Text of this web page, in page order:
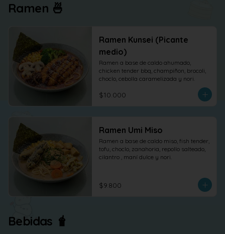
Ramen 🍜
Ramen Kunsei (Picante
medio)
Ramen a base de caldo ahumado,
chicken tender bbq, champiñon, brocoli,
choclo, cebolla caramelizada y nori.
$10.000
Ramen Umi Miso
Ramen a base de caldo miso, fish tender,
tofu, choclo, zanahoria, repollo salteado,
cilantro , maní dulce y nori.
$9.800
Bebidas 🧋